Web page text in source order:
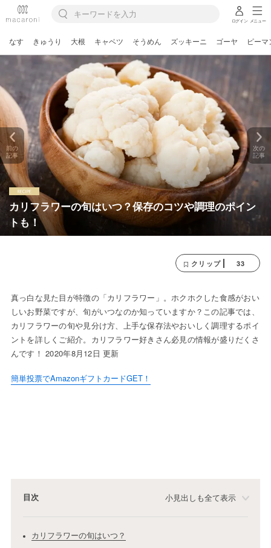
ログイン メニュー
なす きゅうり 大根 キャベツ そうめん ズッキーニ ゴーヤ ピーマ
カリフラワーの旬はいつ？保存のコツや調理のポイン
トも！
前の
記事
次の
記事
クリップ 33
真っ白な見た目が特徴の「カリフラワー」。ホクホクした食感がおい
しいお野菜ですが、旬がいつなのか知っていますか？この記事では、
カリフラワーの旬や見分け方、上手な保存法やおいしく調理するポイ
ントを詳しくご紹介。カリフラワー好きさん必見の情報が盛りだくさ
んです！ 2020年8月12日 更新
簡単投票でAmazonギフトカードGET！
目次 小見出しも全て表示
カリフラワーの旬はいつ？